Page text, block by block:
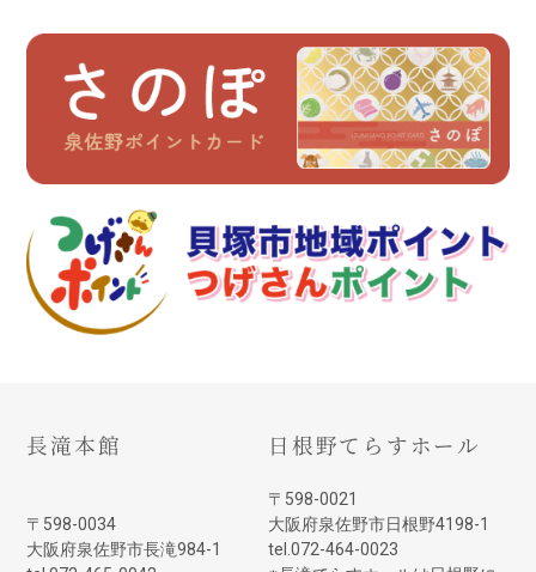
長滝本館
〒598-0034
大阪府泉佐野市長滝984-1
日根野てらすホール
〒598-0021
大阪府泉佐野市日根野4198-1
tel.072-464-0023